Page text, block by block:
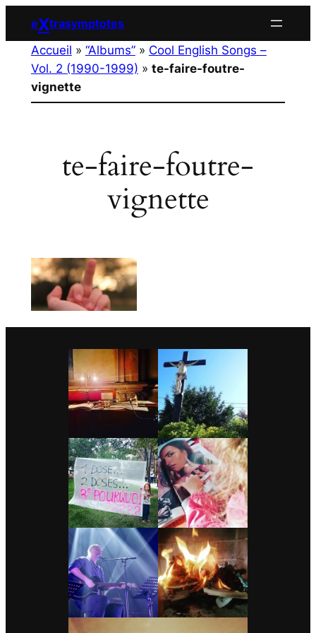
contenu
eXtrasymptotes
Accueil » “Albums”» Cool English Songs –
Vol. 2 (1990-1999) » te-faire-foutre-
vignette
te-faire-foutre-
vignette